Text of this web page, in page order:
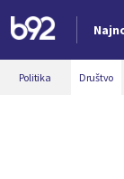
Nova vest
Politika Društvo